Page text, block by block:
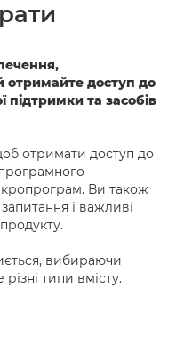
отримайте доступ до
підтримки та засобів
отримати доступ до
Ви також
і важливі
вибираючи
типи вмісту.